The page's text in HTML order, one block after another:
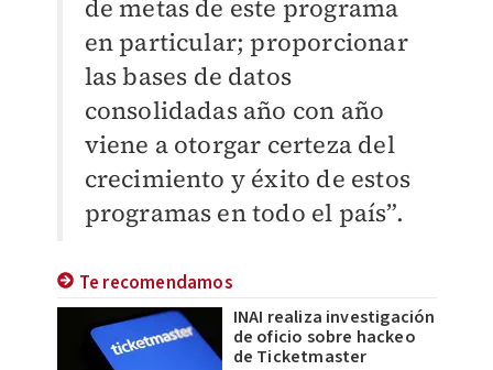
de metas de este programa
en particular; proporcionar
las bases de datos
consolidadas año con año
viene a otorgar certeza del
crecimiento y éxito de estos
programas en todo el país”.
Te recomendamos
INAI realiza investigación
de oficio sobre hackeo
de Ticketmaster